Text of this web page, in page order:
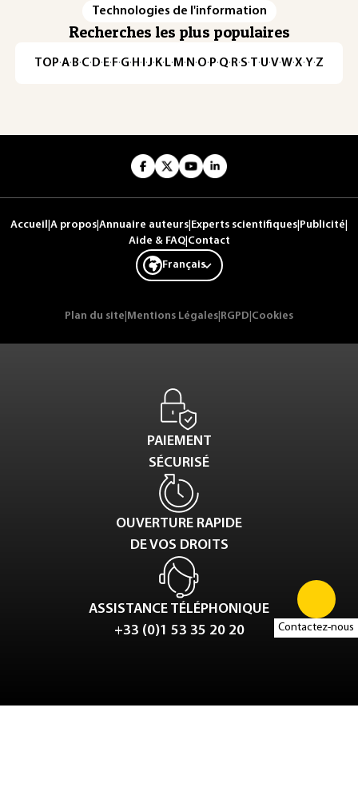
Contactez-nous
Technologies de l'information
Recherches les plus populaires
TOP·A·B·C·D·E·F·G·H·I·J·K·L·M·N·O·P·Q·R·S·T·U·V·W·X·Y·Z
Accueil A propos Annuaire auteurs Experts scientifiques Publicité
Aide & FAQ| Contact
Français
Plan du site Mentions Légales RGPD Cookies
PAIEMENT
SÉCURISÉ
OUVERTURE RAPIDE
DE VOS DROITS
ASSISTANCE TÉLÉPHONIQUE
+33 (0)1 53 35 20 20